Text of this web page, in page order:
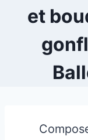
et